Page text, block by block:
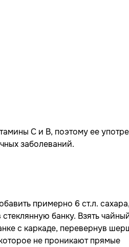
С и В, поэтому ее
заболеваний.
примерно 6 ст.л.
банку. Взять
с каркаде, перевернув
не проникают прямые